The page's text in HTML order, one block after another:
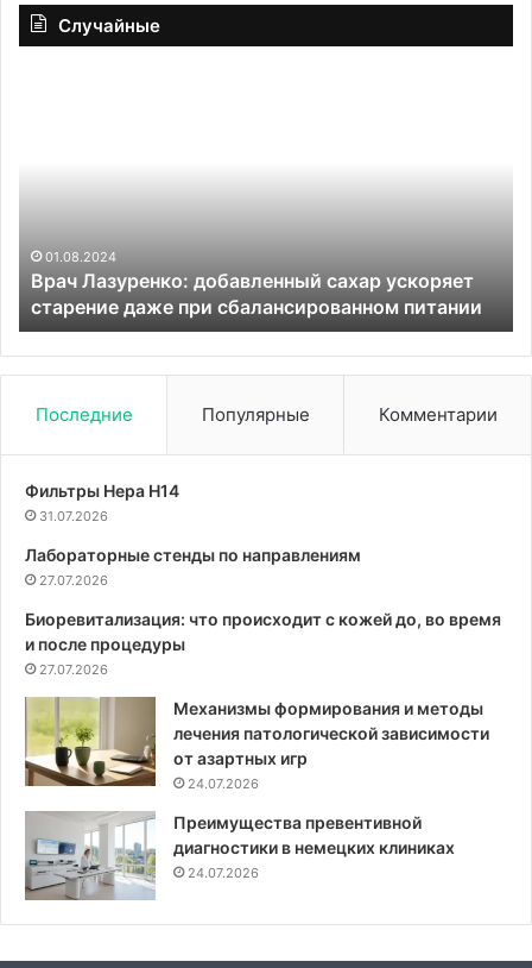
Случайные
при
сбалансированном
питании
01.08.2024
Врач Лазуренко: добавленный сахар ускоряет
старение даже при сбалансированном питании
Последние Популярные Комментарии
Фильтры Hepa Н14
31.07.2026
Лабораторные стенды по направлениям
27.07.2026
Биоревитализация: что происходит с кожей до, во время
и после процедуры
27.07.2026
Механизмы формирования и методы
лечения патологической зависимости
от азартных игр
24.07.2026
Преимущества превентивной
диагностики в немецких клиниках
24.07.2026